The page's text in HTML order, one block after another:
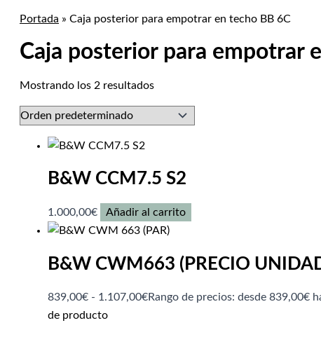
Portada » Caja posterior para empotrar en techo BB 6C
Caja posterior para empotrar
Mostrando los 2 resultados
B&W CCM7.5 S2
1.000,00€ Añadir al carrito
B&W CWM663 (PRECIO
839,00€ - 1.107,00€Rango de precios: desde 839,00€
de producto